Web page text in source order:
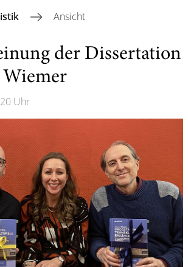
Ansicht
der Dissertation
Wiemer
Uhr